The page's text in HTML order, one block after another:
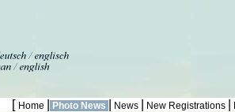
[ Home Photo News | News New Registrations